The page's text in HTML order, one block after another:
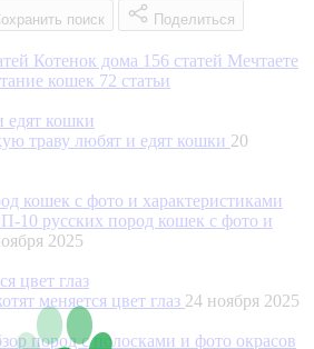
поиск Поделиться
Котенок дома 156 статей Мечтаете
кошек 72 статьи
траву любят и едят кошки 20
10 русских пород кошек с фото и
2025
меняется цвет глаз 24 ноября 2025